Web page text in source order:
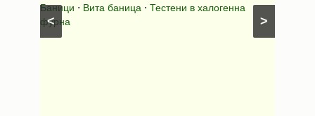
>
<
Баници ⋅ Вита баница ⋅ Тестени в халогенна
фурна